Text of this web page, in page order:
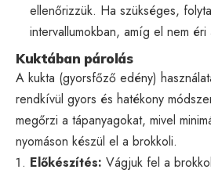
ellenőrizzük. Ha szükséges,
intervallumokban, amíg el nem
Kuktában párolás
A kukta (gyorsfőző edény)
rendkívül gyors és hatékony
megőrzi a tápanyagokat, mivel
nyomáson készül el a brokkoli.
Előkészítés: Vágjuk fel a